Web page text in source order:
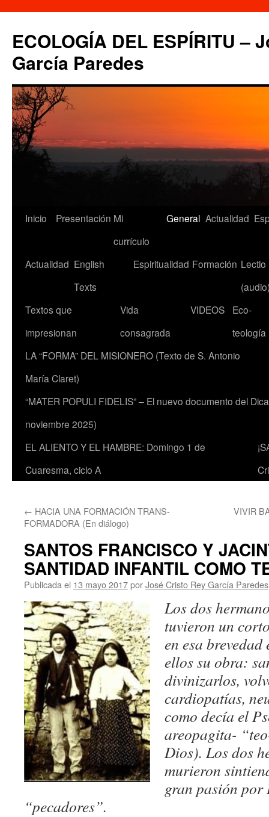
contenido
ECOLOGÍA DEL ESPÍRITU –
García Paredes
Inicio Presentación Mi
currículo
General Actualidad
Actualidad English
Texts
Espiritualidad Formación Lectio
Textos que
impresionan
Vida
consagrada
VIDEOS
Eco-
teología
LA “FORMA” DEL MISIONERO (Texto de S. Antonio
María Claret)
“MATER POPULI FIDELIS” – El nuevo documento del
noviembre 2025)
EL ALIENTO Y EL HAMBRE: Domingo 1 de
Cuaresma, ciclo A
← HACIA UNA FORMACIÓN TRANS-
FORMADORA (En diálogo)
VIVIR
SANTOS FRANCISCO Y
SANTIDAD INFANTIL COMO
Publicada el 13 mayo 2017porJosé Cristo Rey García Paredes
Los dos
tuvieron un
en esa
ellos su obra:
divinizarlos,
cardiopatías,
como decía el
areopagita-
Dios). Los dos
murieron
gran pasión
“pecadores”.